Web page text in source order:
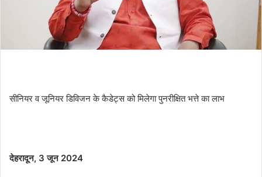
सीनियर व जूनियर डिविजन के कैडेट्स को मिलेगा पुनरीक्षित भत्ते का लाभ
देहरादून, 3 जून 2024